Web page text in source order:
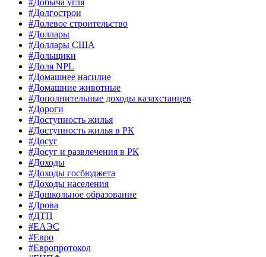
#Добыча угля
#Долгострои
#Долевое строительство
#Доллары
#Доллары США
#Дольщики
#Доля NPL
#Домашнее насилие
#Домашние животные
#Дополнительные доходы казахстанцев
#Дороги
#Доступность жилья
#Доступность жилья в РК
#Досуг
#Досуг и развлечения в РК
#Доходы
#Доходы госбюджета
#Доходы населения
#Дошкольное образование
#Дрова
#ДТП
#ЕАЭС
#Евро
#Европротокол